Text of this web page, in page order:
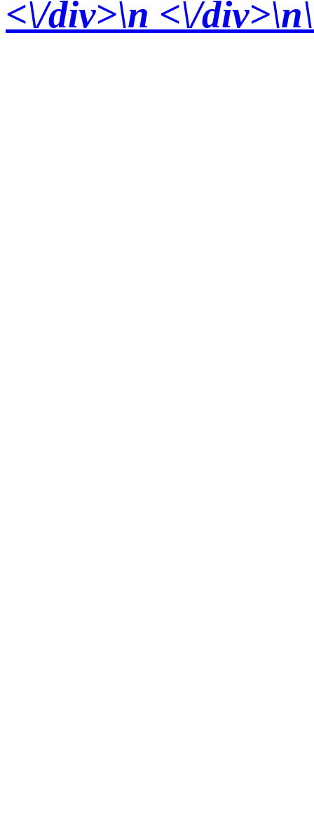
<\/div>\n <\/